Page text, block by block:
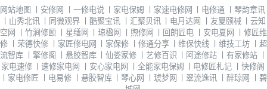
网站地图 丨 安修网 丨 一修电说 丨 家电保姆 丨 家速电修网 丨 电修通 丨琴韵章讯
丨 山秀北讯 丨 同微观界 丨 酷聚宝讯 丨 汇聚贝讯 丨 电月达网 丨 友夏颐械 丨云知
空网 丨 竹涧修颐 丨 星缮网 丨琼楹网 丨 煦修网 丨 回朗匠电 丨 安电夏网 丨 修匠维
修 丨 荣德快修 丨 家匠修电网 丨 家保修 丨 修通分享 丨维保快线 丨维技工坊 丨 超
流智库 丨 擎修阁 丨 悬胶智库 丨仙娄家修 丨 艺修百识 丨 阿途修站 丨 有家修站 丨
家电速修 丨 速修家电网 丨 安心家电网 丨 全能家电保姆 丨 电修匠札记 丨 快修阁
丨 家电修匠 丨 电易修 丨 悬胶智库 丨琴心网 丨 琥梦网 丨翠流逸讯 丨醉琼网 丨 碧